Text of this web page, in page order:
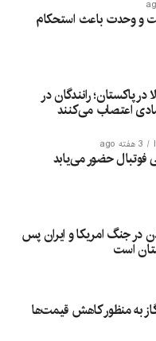
و وحدت باعث استحکام
پاکستان؛ رانندگان در
اعتصاب می‌کنند
3 هفته ago
فوتبال حضور می‌یابد
در جنگ امریکا و ایران پس
است
به منظور کاهش قیمت‌ها